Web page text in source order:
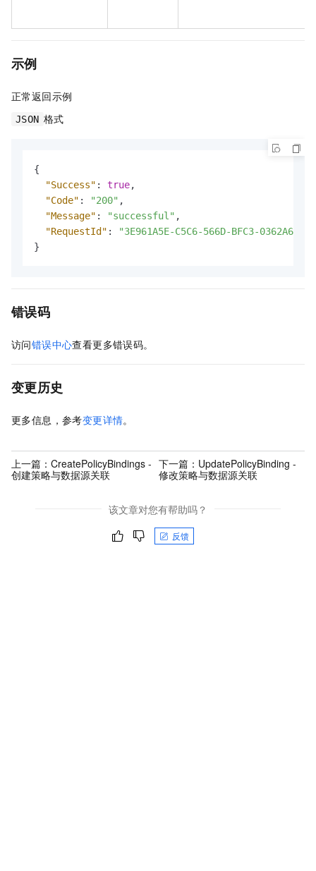
示例
正常返回示例
JSON 格式
{
"Success" : true,
"Code" : "200" ,
"Message" : "successful" ,
"RequestId" :
"3E961A5E-C5C6-566D-BFC3-
}
错误码
访问错误中心查看更多错误码。
变更历史
更多信息，参考变更详情。
上一篇： CreatePolicyBindings -
创建策略与数据源关联
下一篇： UpdatePolicyBinding -
修改策略与数据源关联
该文章对您有帮助吗？
反馈